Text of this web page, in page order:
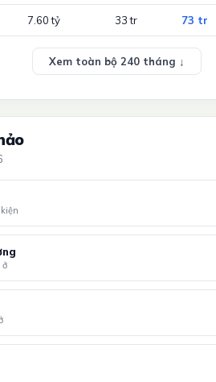
7.60 tỷ 33 tr 73 tr
Xem toàn bộ 240 tháng ↓
ở